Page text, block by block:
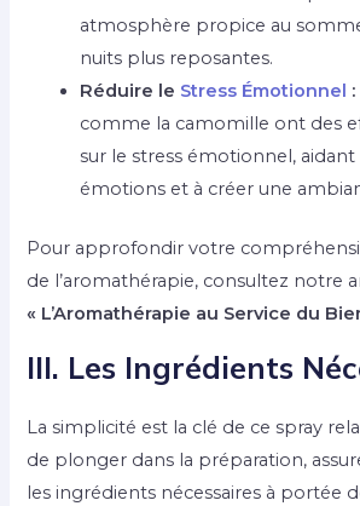
atmosphère propice au
nuits plus reposantes.
Réduire le Stress Émotionnel :
comme la camomille ont des
sur le stress émotionnel,
émotions et à créer une
Pour approfondir votre
de l’aromathérapie, consultez notre
« L’Aromathérapie au Service du
III. Les Ingrédients
La simplicité est la clé de ce spray
de plonger dans la préparation,
les ingrédients nécessaires à portée